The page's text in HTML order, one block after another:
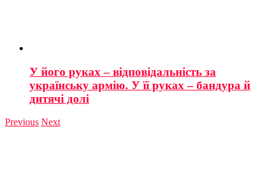
У його руках – відповідальність за
українську армію. У її руках – бандура й
дитячі долі
Previous Next